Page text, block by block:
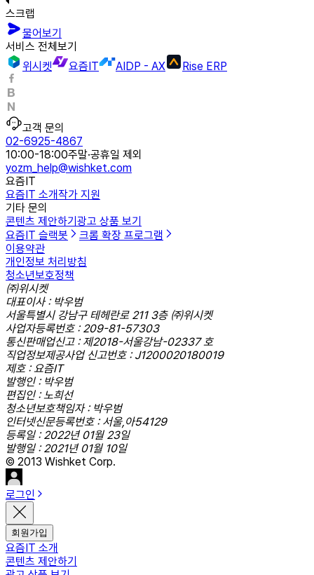
스크랩
물어보기
서비스 전체보기
위시켓
요즘IT AIDP - AX Rise ERP
고객 문의
02-6925-4867
10:00-18:00주말·공휴일 제외
yozm_help@wishket.com
요즘IT
요즘IT 소개작가 지원
기타 문의
콘텐츠 제안하기 광고 상품 보기
요즘IT 슬랙봇
크롬 확장 프로그램
이용약관
개인정보 처리방침
청소년보호정책
㈜위시켓
대표이사 : 박우범
서울특별시 강남구 테헤란로 211 3층 ㈜위시켓
사업자등록번호 : 209-81-57303
통신판매업신고 : 제2018-서울강남-02337 호
직업정보제공사업 신고번호 : J1200020180019
제호 : 요즘IT
발행인 : 박우범
편집인 : 노희선
청소년보호책임자 : 박우범
인터넷신문등록번호 : 서울,아54129
등록일 : 2022년 01월 23일
발행일 : 2021년 01월 10일
© 2013 Wishket Corp.
로그인
회원가입
요즘IT 소개
콘텐츠 제안하기